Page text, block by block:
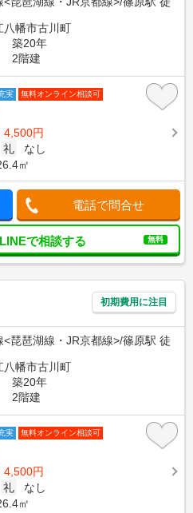
八幡市古川町
築20年
2階建
実 無料オンライン相談可
4,500円
礼
なし
㎡
電話で問合せ
で相談する 無料
初期費用に注目
<琵琶湖線・JR京都線>/篠原駅 徒
八幡市古川町
築20年
2階建
実 無料オンライン相談可
4,500円
礼
なし
㎡